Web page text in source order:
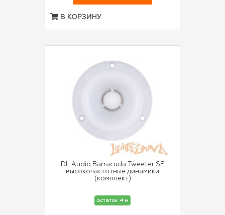
В КОРЗИНУ
DL Audio Barracuda Tweeter SE
высокочастотные динамики
(комплект)
остаток 4 м